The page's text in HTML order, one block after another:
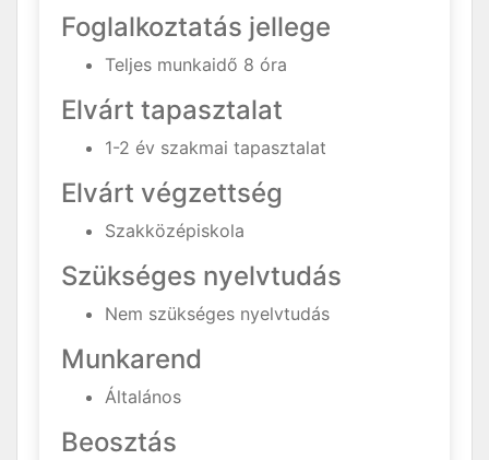
Foglalkoztatás jellege
Teljes munkaidő 8 óra
Elvárt tapasztalat
1-2 év szakmai tapasztalat
Elvárt végzettség
Szakközépiskola
Szükséges nyelvtudás
Nem szükséges nyelvtudás
Munkarend
Általános
Beosztás